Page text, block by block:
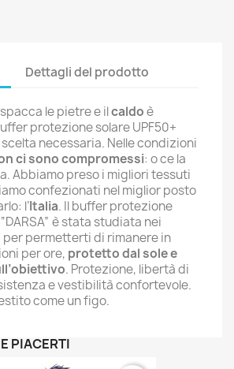
Dettagli del prodotto
spacca le pietre e ilcaldoè
protezione solare UPF50+
scelta necessaria. Nelle condizioni
ci sono compromessi: o ce la
Abbiamo preso i migliori tessuti
confezionati nel miglior posto
l’Italia. Il buffer protezione
è stata studiata nei
permetterti di rimanere in
per ore, protetto dal sole e
. Protezione, libertà di
e vestibilità confortevole.
come un figo.
PIACERTI